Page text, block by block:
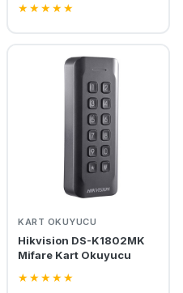
★★★★★
KART OKUYUCU
Hikvision DS-K1802MK
Mifare Kart Okuyucu
★★★★★